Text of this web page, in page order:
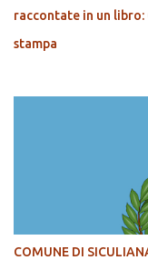
raccontate in un
stampa
COMUNE DI